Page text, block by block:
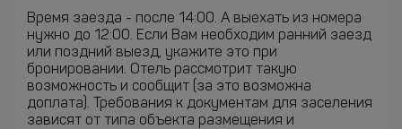
Время заезда - после 14:00. А выехать из номера
нужно до 12:00. Если Вам необходим ранний заезд
или поздний выезд, укажите это при
бронировании. Отель рассмотрит такую
возможность и сообщит (за это возможна
доплата). Требования к документам для заселения
зависят от типа объекта размещения и